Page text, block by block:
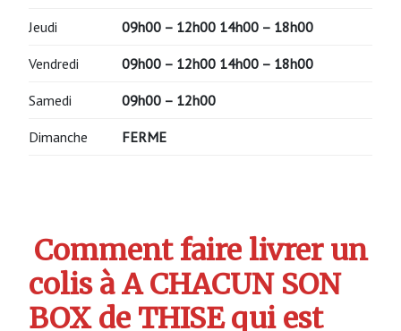
Jeudi 09h00 – 12h00 14h00 – 18h00
Vendredi 09h00 – 12h00 14h00 – 18h00
Samedi 09h00 – 12h00
Dimanche FERME
Comment faire livrer un
colis à A CHACUN SON
BOX de THISE qui est